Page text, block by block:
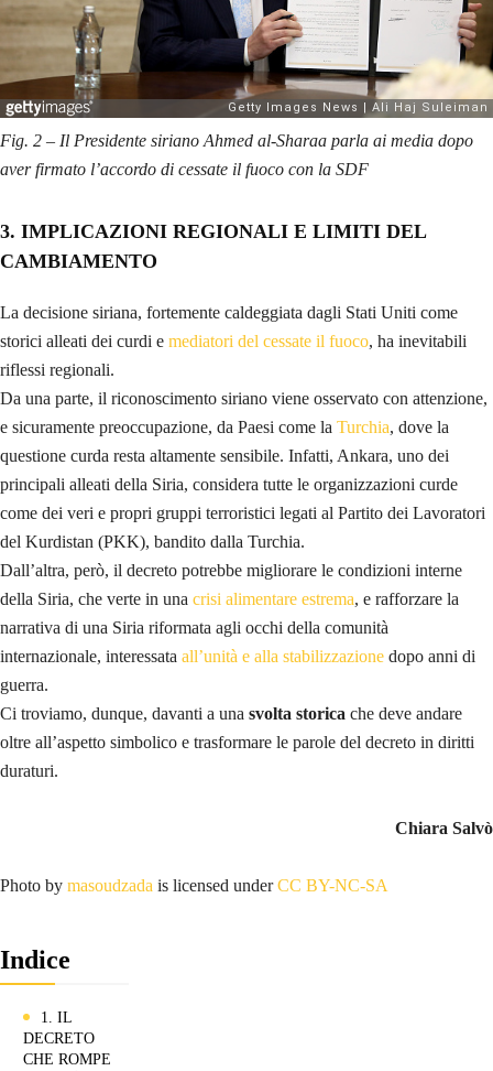
Fig. 2 – Il Presidente siriano Ahmed al-Sharaa parla ai media dopo
aver firmato l’accordo di cessate il fuoco con la SDF
3. IMPLICAZIONI REGIONALI E LIMITI DEL
CAMBIAMENTO
La decisione siriana, fortemente caldeggiata dagli Stati Uniti come
storici alleati dei curdi e mediatori del cessate il fuoco, ha inevitabili
riflessi regionali.
Da una parte, il riconoscimento siriano viene osservato con attenzione,
e sicuramente preoccupazione, da Paesi come la Turchia, dove la
questione curda resta altamente sensibile. Infatti, Ankara, uno dei
principali alleati della Siria, considera tutte le organizzazioni curde
come dei veri e propri gruppi terroristici legati al Partito dei Lavoratori
del Kurdistan (PKK), bandito dalla Turchia.
Dall’altra, però, il decreto potrebbe migliorare le condizioni interne
della Siria, che verte in una crisi alimentare estrema, e rafforzare la
narrativa di una Siria riformata agli occhi della comunità
internazionale, interessata all’unità e alla stabilizzazione dopo anni di
guerra.
Ci troviamo, dunque, davanti a una svolta storica che deve andare
oltre all’aspetto simbolico e trasformare le parole del decreto in diritti
duraturi.
Chiara Salvò
Photo by masoudzada is licensed underCC BY-NC-SA
Indice
1. IL
DECRETO
CHE ROMPE